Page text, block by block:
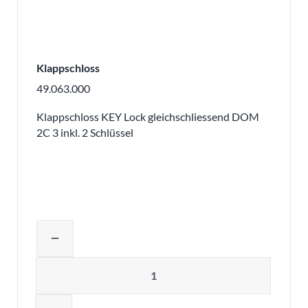
Klappschloss
49.063.000
Klappschloss KEY Lock gleichschliessend DOM
2C 3 inkl. 2 Schlüssel
remove